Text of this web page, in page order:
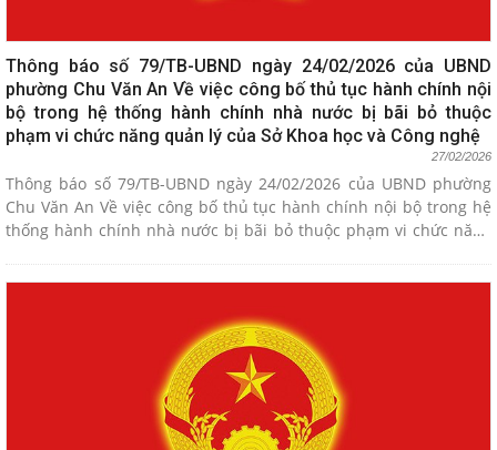
Thông báo số 79/TB-UBND ngày 24/02/2026 của UBND
phường Chu Văn An Về việc công bố thủ tục hành chính nội
bộ trong hệ thống hành chính nhà nước bị bãi bỏ thuộc
phạm vi chức năng quản lý của Sở Khoa học và Công nghệ
27/02/2026
Thông báo số 79/TB-UBND ngày 24/02/2026 của UBND phường
Chu Văn An Về việc công bố thủ tục hành chính nội bộ trong hệ
thống hành chính nhà nước bị bãi bỏ thuộc phạm vi chức năng